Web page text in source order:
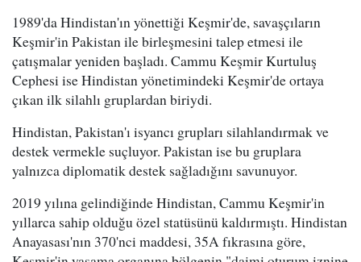
1989'da Hindistan'ın yönettiği Keşmir'de, savaşçıların
Keşmir'in Pakistan ile birleşmesini talep etmesi ile
çatışmalar yeniden başladı. Cammu Keşmir Kurtuluş
Cephesi ise Hindistan yönetimindeki Keşmir'de ortaya
çıkan ilk silahlı gruplardan biriydi.
Hindistan, Pakistan'ı isyancı grupları silahlandırmak ve
destek vermekle suçluyor. Pakistan ise bu gruplara
yalnızca diplomatik destek sağladığını savunuyor.
2019 yılına gelindiğinde Hindistan, Cammu Keşmir'in
yıllarca sahip olduğu özel statüsünü kaldırmıştı. Hindistan
Anayasası'nın 370'nci maddesi, 35A fıkrasına göre,